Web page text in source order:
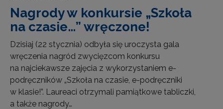
Nagrody w konkursie „Szkoła
na czasie…” wręczone!
Dzisiaj (22 stycznia) odbyła się uroczysta gala
wręczenia nagród zwycięzcom konkursu
na najciekawsze zajęcia z wykorzystaniem e-
podręczników „Szkoła na czasie, e-podręczniki
w klasie!”. Laureaci otrzymali pamiątkowe tabliczki,
a także nagrody…